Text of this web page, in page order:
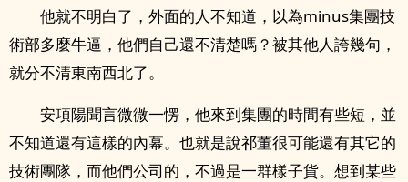
他就不明白了，外面的人不知道，以為minus集團技
術部多麼牛逼，他們自己還不清楚嗎？被其他人誇幾句，
就分不清東南西北了。
安項陽聞言微微一愣，他來到集團的時間有些短，並
不知道還有這樣的內幕。也就是說祁董很可能還有其它的
技術團隊，而他們公司的，不過是一群樣子貨。想到某些